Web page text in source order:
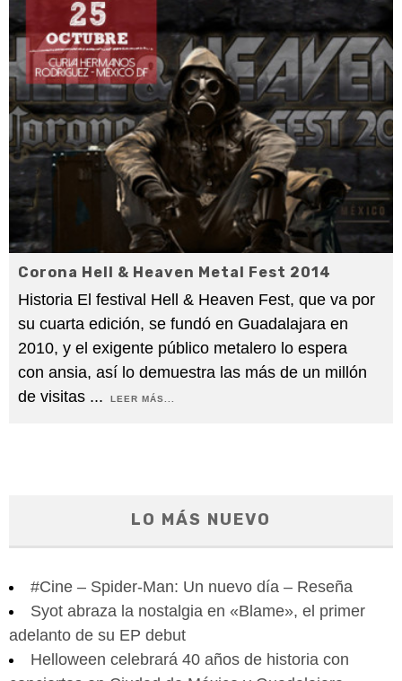
Corona Hell & Heaven Metal Fest 2014
Historia El festival Hell & Heaven Fest, que va por
su cuarta edición, se fundó en Guadalajara en
2010, y el exigente público metalero lo espera
con ansia, así lo demuestra las más de un millón
de visitas ... LEER MÁS...
LO MÁS NUEVO
#Cine – Spider-Man: Un nuevo día – Reseña
Syot abraza la nostalgia en «Blame», el primer
adelanto de su EP debut
Helloween celebrará 40 años de historia con